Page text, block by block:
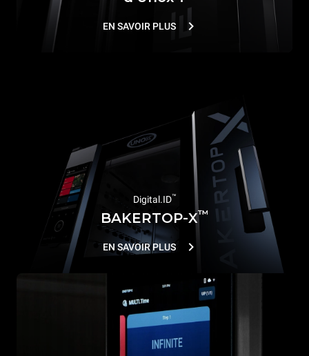
EN SAVOIR PLUS
Digital.ID™
BAKERTOP-X™
EN SAVOIR PLUS